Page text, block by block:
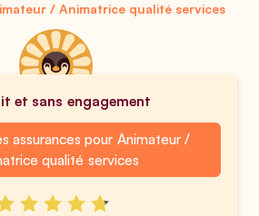
/ Animatrice qualité services
et sans engagement
assurances pour Animateur /
qualité services